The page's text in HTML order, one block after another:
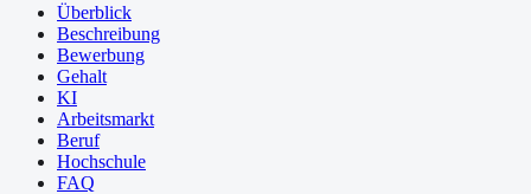
Überblick
Beschreibung
Bewerbung
Gehalt
KI
Arbeitsmarkt
Beruf
Hochschule
FAQ